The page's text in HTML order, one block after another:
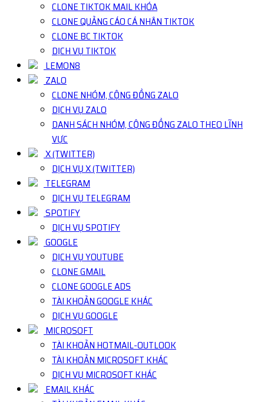
CLONE TIKTOK MAIL KHÓA
CLONE QUẢNG CÁO CÁ NHÂN TIKTOK
CLONE BC TIKTOK
DỊCH VỤ TIKTOK
LEMON8
ZALO
CLONE NHÓM, CỘNG ĐỒNG ZALO
DỊCH VỤ ZALO
DANH SÁCH NHÓM, CỘNG ĐỒNG ZALO THEO LĨNH
VỰC
X (TWITTER)
DỊCH VỤ X (TWITTER)
TELEGRAM
DỊCH VỤ TELEGRAM
SPOTIFY
DỊCH VỤ SPOTIFY
GOOGLE
DỊCH VỤ YOUTUBE
CLONE GMAIL
CLONE GOOGLE ADS
TÀI KHOẢN GOOGLE KHÁC
DỊCH VỤ GOOGLE
MICROSOFT
TÀI KHOẢN HOTMAIL-OUTLOOK
TÀI KHOẢN MICROSOFT KHÁC
DỊCH VỤ MICROSOFT KHÁC
EMAIL KHÁC